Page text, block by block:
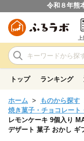
令和８年熊
トップ ランキング
ホーム ものから探す
焼き菓子・チョコレート
レモンケーキ 9個入り
デザート 菓子 おかし ギ